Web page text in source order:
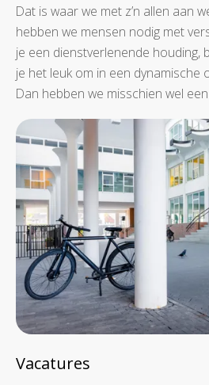
Dat is waar we met z’n allen aan
hebben we mensen nodig met
je een dienstverlenende houding,
je het leuk om in een dynamische
Dan hebben we misschien wel een
Vacatures